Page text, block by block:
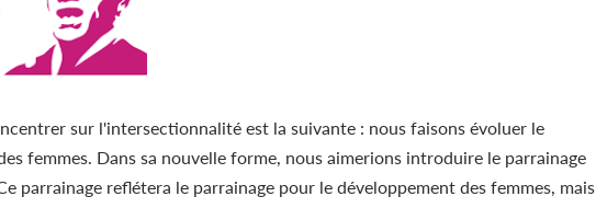
sur l'intersectionnalité est la suivante : nous faisons évoluer le
femmes. Dans sa nouvelle forme, nous aimerions introduire le parrainage
parrainage reflétera le parrainage pour le développement des femmes, mais